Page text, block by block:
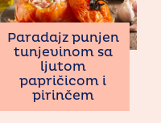
Paradajz punjen
tunjevinom sa
ljutom
papričicom i
pirinčem